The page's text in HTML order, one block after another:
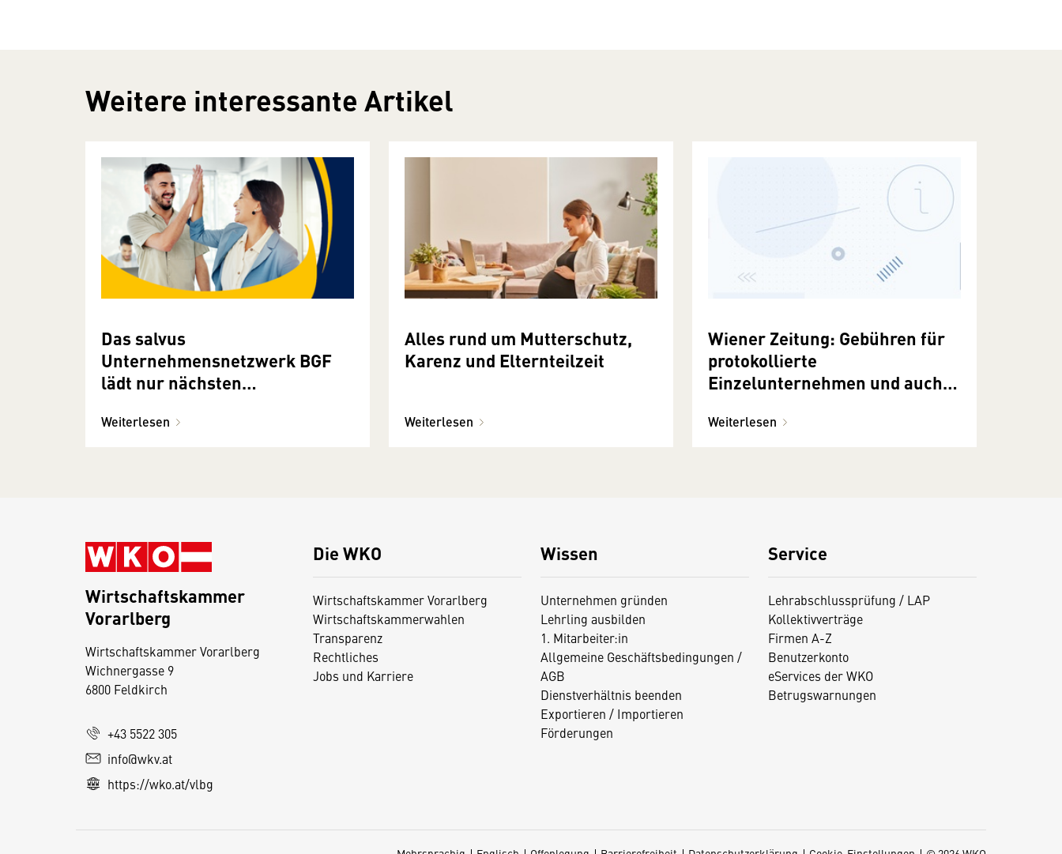
Weitere interessante Artikel
Das salvus
Unternehmensnetzwerk BGF
lädt nur nächsten
Weiterlesen
Alles rund um Mutterschutz,
Karenz und Elternteilzeit
Weiterlesen
Wiener Zeitung: Gebühren für
protokollierte
Einzelunternehmen und auch
abgeschafft
Weiterlesen
Die WKO
Wirtschaftskammer Vorarlberg
Wirtschaftskammerwahlen
Transparenz
Rechtliches
Jobs und Karriere
Wissen
Unternehmen gründen
Lehrling ausbilden
1. Mitarbeiter:in
Allgemeine Geschäftsbedingungen /
AGB
Dienstverhältnis beenden
Exportieren / Importieren
Förderungen
Service
Lehrabschlussprüfung / LAP
Kollektivverträge
Firmen A-Z
Benutzerkonto
eServices der WKO
Betrugswarnungen
Wirtschaftskammer
Vorarlberg
Wirtschaftskammer Vorarlberg
Wichnergasse 9
6800 Feldkirch
+43 5522 305
info@wkv.at
https://wko.at/vlbg